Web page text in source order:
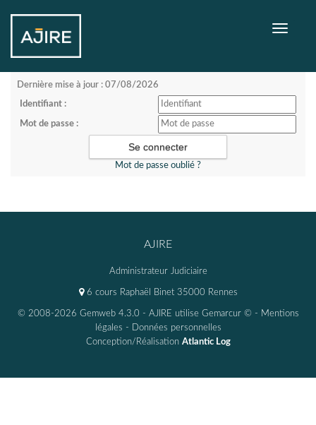
Toggle
Dernière mise à jour : 07/08/2026
Identifiant :
Mot de passe :
Mot de passe oublié ?
AJIRE
Administrateur Judiciaire
6 cours Raphaël Binet 35000 Rennes
© 2008-2026 Gemweb 4.3.0 - AJIRE utilise Gemarcur © - Mentions
légales - Données personnelles
Conception/Réalisation Atlantic Log